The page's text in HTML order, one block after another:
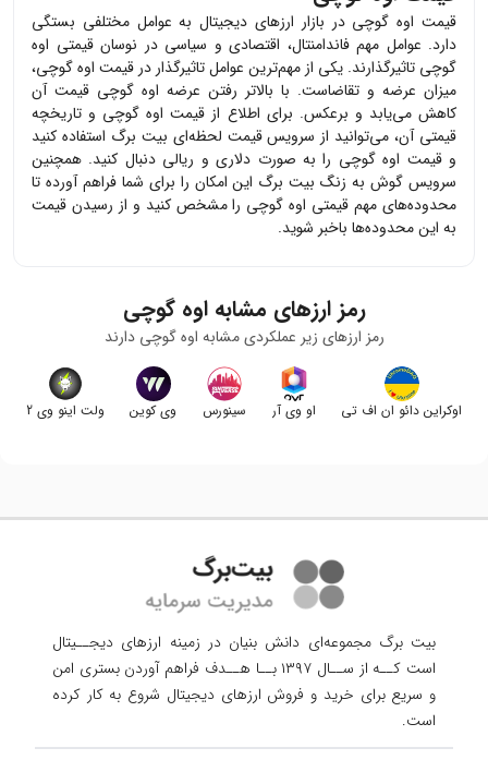
قیمت اوه گوچی در بازار ارزهای دیجیتال به عوامل مختلفی بستگی
دارد. عوامل مهم فاندامنتال، اقتصادی و سیاسی در نوسان قیمتی اوه
گوچی تاثیرگذارند. یکی از مهم‌ترین عوامل تاثیرگذار در قیمت اوه گوچی،
میزان عرضه و تقاضاست. با بالاتر رفتن عرضه اوه گوچی قیمت آن
کاهش می‌یابد و برعکس. برای اطلاع از قیمت اوه گوچی و تاریخچه
قیمتی آن، می‌توانید از سرویس قیمت لحظه‌ای بیت برگ استفاده کنید
و قیمت اوه گوچی را به صورت دلاری و ریالی دنبال کنید. همچنین
سرویس گوش به زنگ بیت برگ این امکان را برای شما فراهم آورده تا
محدوده‌های مهم قیمتی اوه گوچی را مشخص کنید و از رسیدن قیمت
به این محدوده‌ها باخبر شوید.
رمز ارزهای مشابهاوه گوچی
رمز ارزهای زیر عملکردی مشابه اوه گوچی دارند
اوکراین دائو ان اف تی او وی آر سینورس وی کوین ولت اینو وی 2
بیت برگ مجموعه‌ای دانش بنیان در زمینه ارزهای دیجــیتال
است کــه از ســال ۱۳۹۷ بــا هــدف فراهم آوردن
بستری امن
و سریع برای خرید و فروش ارزهای دیجیتال شروع به کار کرده
است.